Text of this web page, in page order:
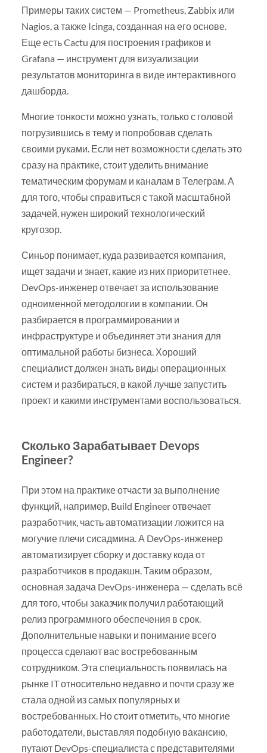
Примеры таких систем — Prometheus, Zabbix или
Nagios, а также Icinga, созданная на его основе.
Еще есть Cactu для построения графиков и
Grafana — инструмент для визуализации
результатов мониторинга в виде интерактивного
дашборда.
Многие тонкости можно узнать, только с головой
погрузившись в тему и попробовав сделать
своими руками. Если нет возможности сделать это
сразу на практике, стоит уделить внимание
тематическим форумам и каналам в Телеграм. А
для того, чтобы справиться с такой масштабной
задачей, нужен широкий технологический
кругозор.
Синьор понимает, куда развивается компания,
ищет задачи и знает, какие из них приоритетнее.
DevOps-инженер отвечает за использование
одноименной методологии в компании. Он
разбирается в программировании и
инфраструктуре и объединяет эти знания для
оптимальной работы бизнеса. Хороший
специалист должен знать виды операционных
систем и разбираться, в какой лучше запустить
проект и какими инструментами воспользоваться.
Сколько Зарабатывает Devops
Engineer?
При этом на практике отчасти за выполнение
функций, например, Build Engineer отвечает
разработчик, часть автоматизации ложится на
могучие плечи сисадмина. А DevOps-инженер
автоматизирует сборку и доставку кода от
разработчиков в продакшн. Таким образом,
основная задача DevOps-инженера — сделать всё
для того, чтобы заказчик получил работающий
релиз программного обеспечения в срок.
Дополнительные навыки и понимание всего
процесса сделают вас востребованным
сотрудником. Эта специальность появилась на
рынке IT относительно недавно и почти сразу же
стала одной из самых популярных и
востребованных. Но стоит отметить, что многие
работодатели, выставляя подобную вакансию,
путают DevOps-специалиста с представителями